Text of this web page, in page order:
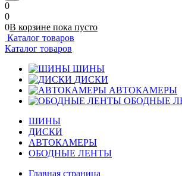
0
0
0В корзине пока пусто
Каталог товаров
Каталог товаров
ШИНЫ
ДИСКИ
АВТОКАМЕРЫ
ОБОДНЫЕ
ШИНЫ
ДИСКИ
АВТОКАМЕРЫ
ОБОДНЫЕ ЛЕНТЫ
Главная страница